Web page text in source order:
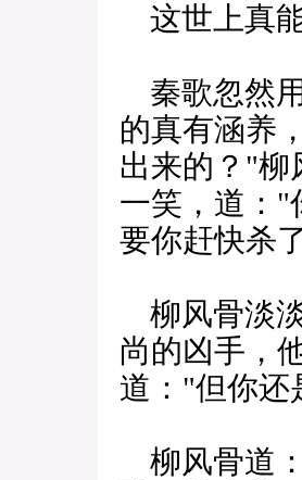
这世上真
秦歌忽然
的真有涵养
出来的？"柳
一笑，道："
要你赶快杀
柳风骨淡
尚的凶手，
道："但你还
柳风骨道